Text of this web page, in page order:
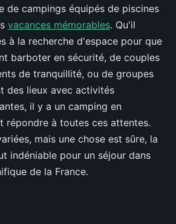
de campings équipés de piscines
vacances mémorables. Qu'il
à la recherche d'espace pour que
barboter en sécurité, de couples
de tranquillité, ou de groupes
des lieux avec activités
il y a un camping en
répondre à toutes ces attentes.
mais une chose est sûre, la
indéniable pour un séjour dans
de la France.